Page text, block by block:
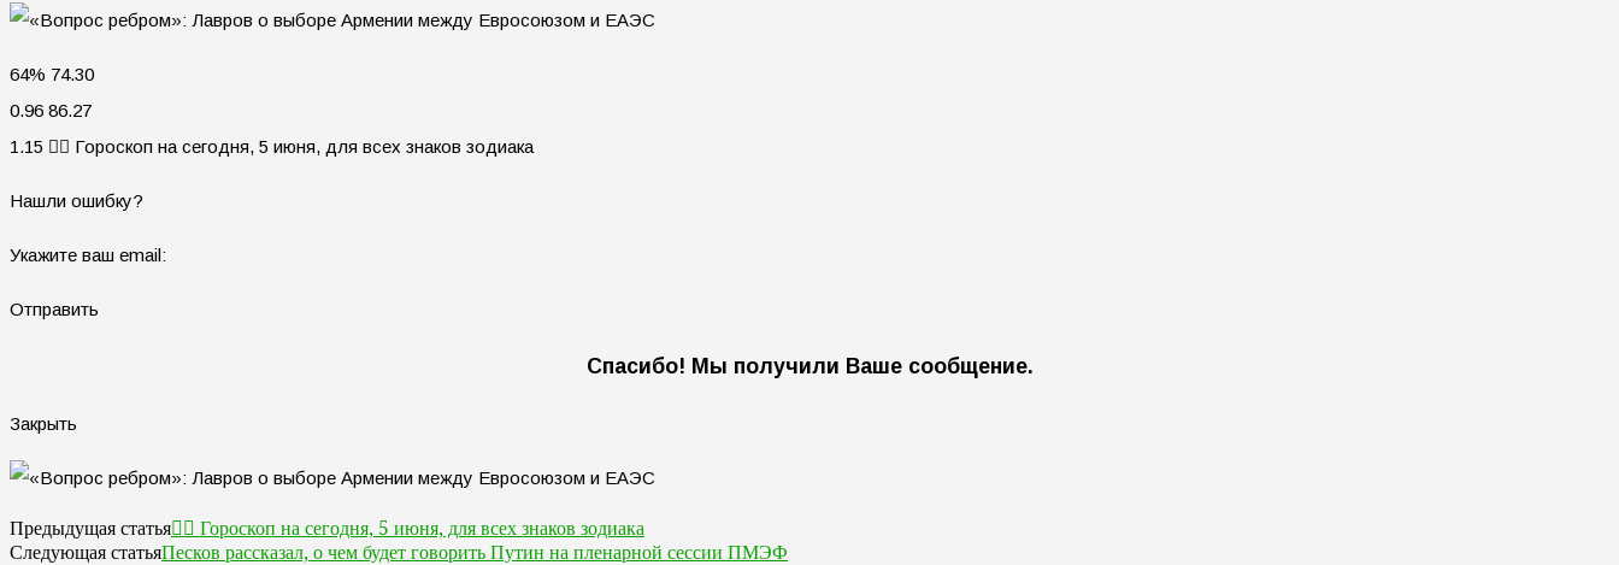
64% 74.30
0.96 86.27
1.15 🧙‍♀ Гороскоп на сегодня, 5 июня, для всех знаков зодиака
Нашли ошибку?
Укажите ваш email:
Отправить
Спасибо! Мы получили Ваше сообщение.
Закрыть
Предыдущая статья🧙‍♀ Гороскоп на сегодня, 5 июня, для всех знаков зодиака
Следующая статьяПесков рассказал, о чем будет говорить Путин на пленарной сессии ПМЭФ